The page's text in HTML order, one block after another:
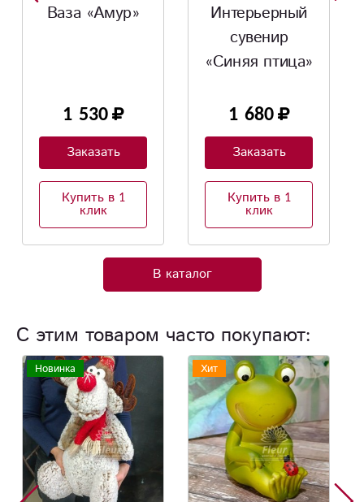
Интерьерный
1 680
Заказать
Купить в 1
клик
Сувенир
«Девочка с
корзиной»
1 900
Заказать
Купить в 1
клик
В каталог
С этим товаром часто покупают:
Хит